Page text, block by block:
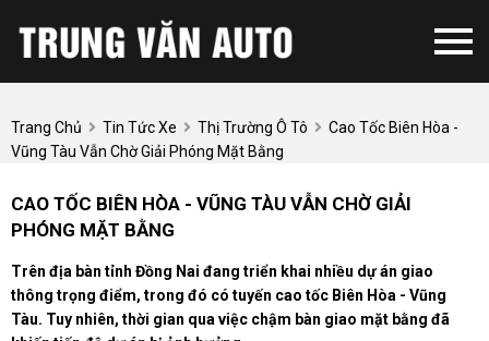
Trang Chủ Tin Tức Xe Thị Trường Ô Tô
Cao Tốc Biên Hòa -
Vũng Tàu Vẫn Chờ Giải Phóng Mặt Bằng
CAO TỐC BIÊN HÒA - VŨNG TÀU VẪN CHỜ GIẢI
PHÓNG MẶT BẰNG
Trên địa bàn tỉnh Đồng Nai đang triển khai nhiều dự án giao
thông trọng điểm, trong đó có tuyến cao tốc Biên Hòa - Vũng
Tàu. Tuy nhiên, thời gian qua việc chậm bàn giao mặt bằng đã